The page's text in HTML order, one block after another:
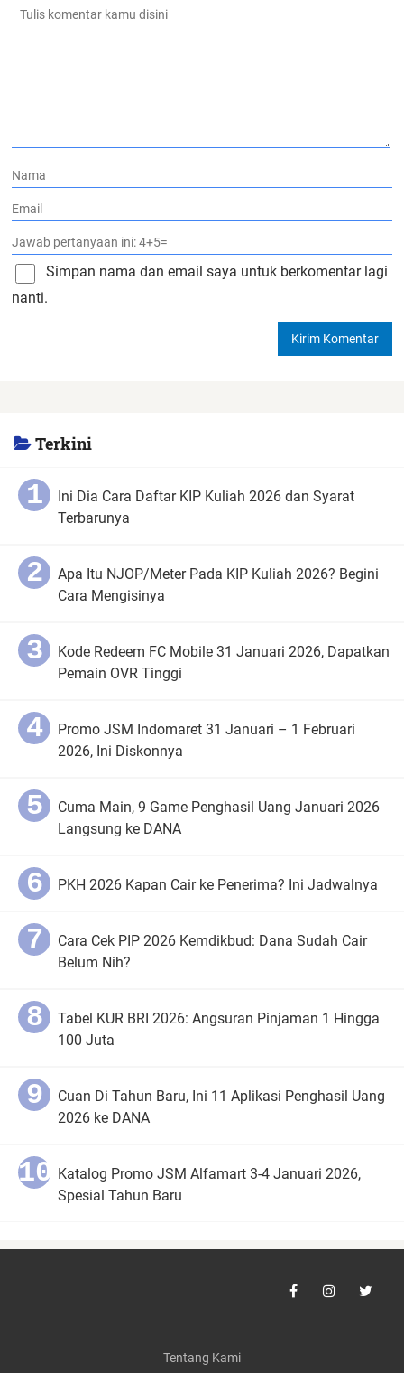
Simpan nama dan email saya untuk berkomentar lagi
nanti.
Terkini
Ini Dia Cara Daftar KIP Kuliah 2026 dan Syarat
Terbarunya
Apa Itu NJOP/Meter Pada KIP Kuliah 2026? Begini
Cara Mengisinya
Kode Redeem FC Mobile 31 Januari 2026, Dapatkan
Pemain OVR Tinggi
Promo JSM Indomaret 31 Januari – 1 Februari
2026, Ini Diskonnya
Cuma Main, 9 Game Penghasil Uang Januari 2026
Langsung ke DANA
PKH 2026 Kapan Cair ke Penerima? Ini Jadwalnya
Cara Cek PIP 2026 Kemdikbud: Dana Sudah Cair
Belum Nih?
Tabel KUR BRI 2026: Angsuran Pinjaman 1 Hingga
100 Juta
Cuan Di Tahun Baru, Ini 11 Aplikasi Penghasil Uang
2026 ke DANA
Katalog Promo JSM Alfamart 3-4 Januari 2026,
Spesial Tahun Baru
Tentang Kami